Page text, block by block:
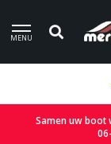
MENU
Samen uw boot